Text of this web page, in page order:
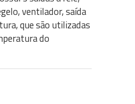
ventilador, saída
que são utilizadas
do